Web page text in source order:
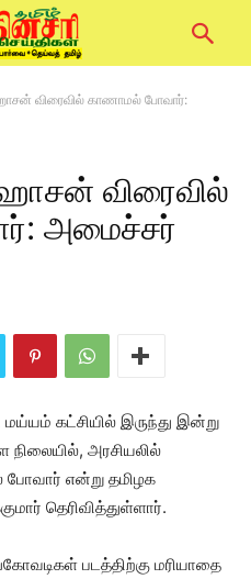
விரைவில் காணாமல் போவார்:
விரைவில்
அமைச்சர்
கட்சியில் இருந்து இன்று
நிலையில், அரசியலில்
என்று தமிழக
தெரிவித்துள்ளார்.
படத்திற்கு மரியாதை